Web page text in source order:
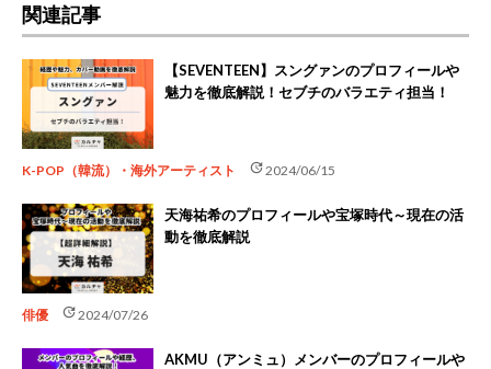
関連記事
【SEVENTEEN】スングァンのプロフィールや
魅力を徹底解説！セブチのバラエティ担当！
K-POP（韓流）・海外アーティスト update2024/06/15
天海祐希のプロフィールや宝塚時代～現在の活
動を徹底解説
俳優 update2024/07/26
AKMU（アンミュ）メンバーのプロフィールや